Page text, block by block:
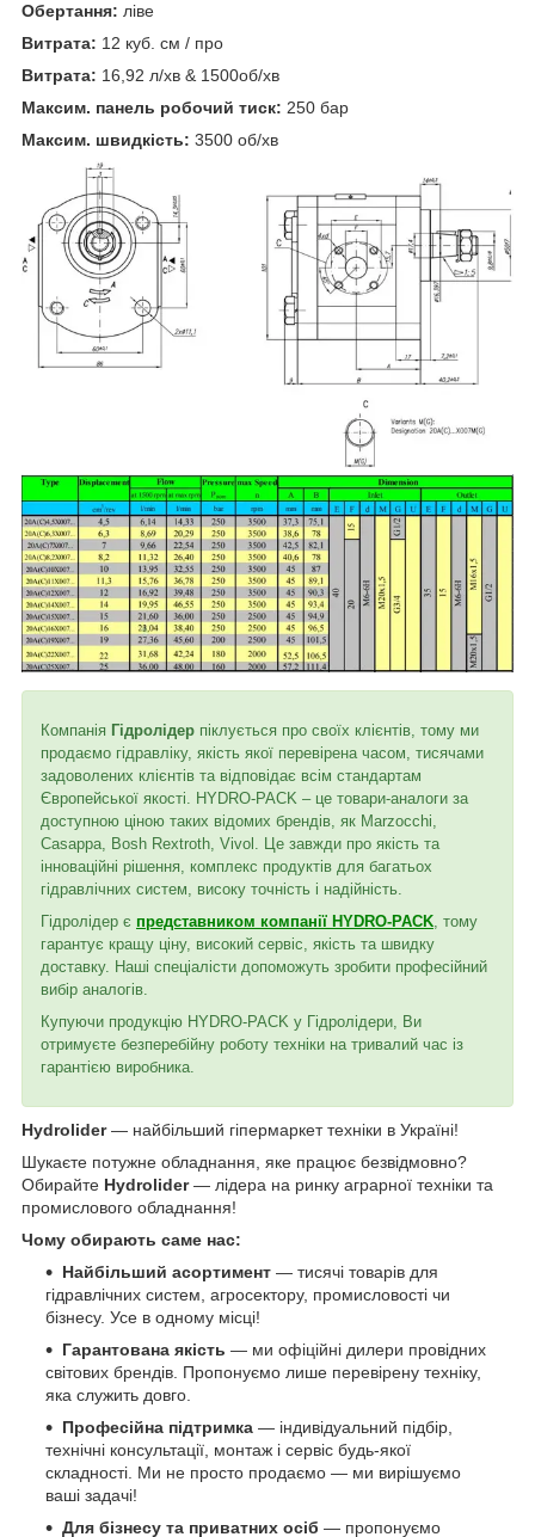
Обертання: ліве
Витрата: 12 куб. см / про
Витрата: 16,92 л/хв & 1500об/хв
Максим. панель робочий тиск: 250 бар
Максим. швидкість: 3500 об/хв
Компанія Гідролідер піклується про своїх клієнтів, тому ми
продаємо гідравліку, якість якої перевірена часом, тисячами
задоволених клієнтів та відповідає всім стандартам
Європейської якості. HYDRO-PACK – це товари-аналоги за
доступною ціною таких відомих брендів, як Marzocchi,
Casappa, Bosh Rextroth, Vivol. Це завжди про якість та
інноваційні рішення, комплекс продуктів для багатьох
гідравлічних систем, високу точність і надійність.
Гідролідер є представником компанії HYDRO-PACK, тому
гарантує кращу ціну, високий сервіс, якість та швидку
доставку. Наші спеціалісти допоможуть зробити професійний
вибір аналогів.
Купуючи продукцію HYDRO-PACK у Гідролідери, Ви
отримуєте безперебійну роботу техніки на тривалий час із
гарантією виробника.
Hydrolider— найбільший гіпермаркет техніки в Україні!
Шукаєте потужне обладнання, яке працює безвідмовно?
Обирайте Hydrolider— лідера на ринку аграрної техніки та
промислового обладнання!
Чому обирають саме нас:
Найбільший асортимент — тисячі товарів для
гідравлічних систем, агросектору, промисловості чи
бізнесу. Усе в одному місці!
Гарантована якість — ми офіційні дилери провідних
світових брендів. Пропонуємо лише перевірену техніку,
яка служить довго.
Професійна підтримка — індивідуальний підбір,
технічні консультації, монтаж і сервіс будь-якої
складності. Ми не просто продаємо — ми вирішуємо
ваші задачі!
Для бізнесу та приватних осіб — пропонуємо